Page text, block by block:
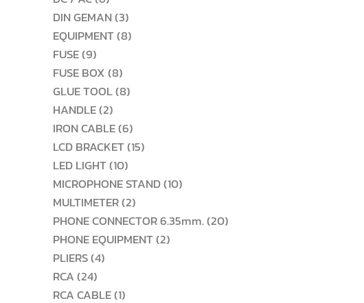
สินค้า
DIN GEMAN 33
สินค้า
EQUIPMENT 88
FUSE 99
สินค้า
FUSE BOX 88
สินค้า
GLUE TOOL 88
HANDLE 22
สินค้า
IRON CABLE 66
สินค้า
LCD BRACKET 1515
LED LIGHT 1010
สินค้า
MICROPHONE STAND 1010
MULTIMETER 22
สินค้า
PHONE CONNECTOR 6.35mm. 2020
PHONE EQUIPMENT 22
PLIERS 44
RCA 2424
สินค้า
RCA CABLE 11